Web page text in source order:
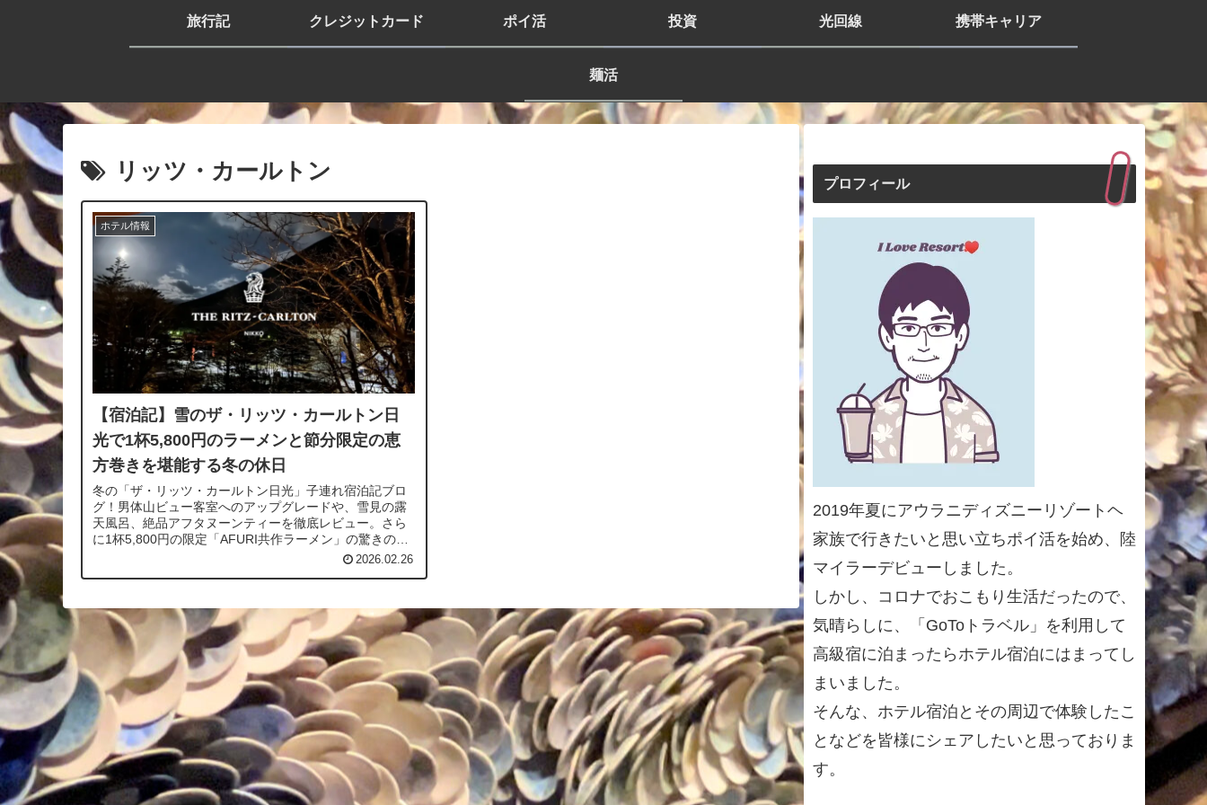
旅行記 クレジットカード ポイ活 投資 光回線 携帯キャリア
麺活
リッツ・カールトン
ホテル情報
【宿泊記】雪のザ・リッツ・カールトン日
光で1杯5,800円のラーメンと節分限定の恵
方巻きを堪能する冬の休日
冬の「ザ・リッツ・カールトン日光」子連れ宿泊記ブロ
グ！男体山ビュー客室へのアップグレードや、雪見の露
天風呂、絶品アフタヌーンティーを徹底レビュー。さら
に1杯5,800円の限定「AFURI共作ラーメン」の驚きの内
容も。実際の様子はYouTube動画でもご紹介していま
2026.02.26
プロフィール
2019年夏にアウラニディズニーリゾートヘ
家族で行きたいと思い立ちポイ活を始め、陸
マイラーデビューしました。
しかし、コロナでおこもり生活だったので、
気晴らしに、「GoToトラベル」を利用して
高級宿に泊まったらホテル宿泊にはまってし
まいました。
そんな、ホテル宿泊とその周辺で体験したこ
となどを皆様にシェアしたいと思っておりま
す。